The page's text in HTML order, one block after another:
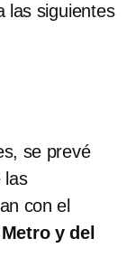
las siguientes
se prevé
las
con el
y del